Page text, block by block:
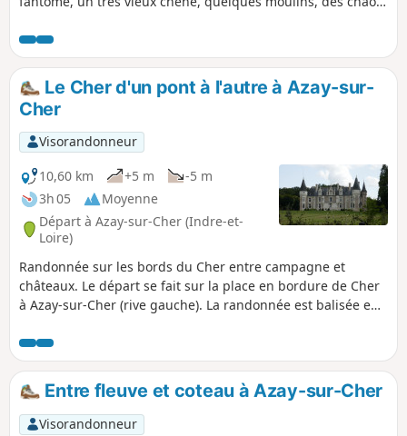
et un canal.
Le Cher d'un pont à l'autre à Azay-sur-
Cher
Visorandonneur
10,60 km
+5 m
-5 m
3h 05
Moyenne
Départ à Azay-sur-Cher (Indre-et-
Loire)
Randonnée sur les bords du Cher entre campagne et
châteaux. Le départ se fait sur la place en bordure de Cher
à Azay-sur-Cher (rive gauche). La randonnée est balisée en
une source. Sur le parcours, au Port de Chandon, à l'Écluse
de Nitray, des panneaux explicatifs sont présents retraçant
l'activité portuaire du site.
Entre fleuve et coteau à Azay-sur-Cher
Visorandonneur